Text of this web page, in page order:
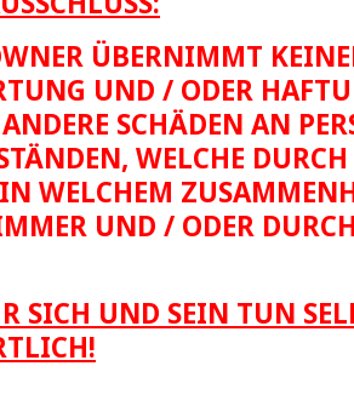
ÜBERNIMMT
UND / ODER
SCHÄDEN AN
WELCHE
WELCHEM
UND / ODER
SICH UND SEIN TUN